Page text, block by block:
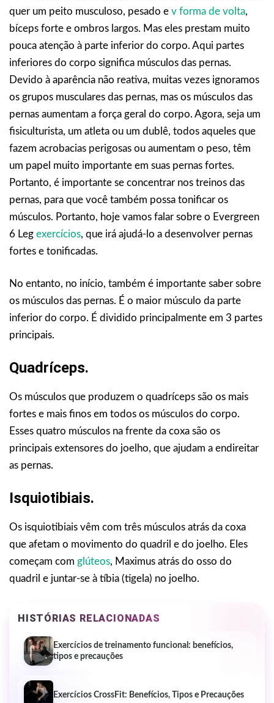
quer um peito musculoso, pesado e v forma de volta,
bíceps forte e ombros largos. Mas eles prestam muito
pouca atenção à parte inferior do corpo. Aqui partes
inferiores do corpo significa músculos das pernas.
Devido à aparência não reativa, muitas vezes ignoramos
os grupos musculares das pernas, mas os músculos das
pernas aumentam a força geral do corpo. Agora, seja um
fisiculturista, um atleta ou um dublê, todos aqueles que
fazem acrobacias perigosas ou aumentam o peso, têm
um papel muito importante em suas pernas fortes.
Portanto, é importante se concentrar nos treinos das
pernas, para que você também possa tonificar os
músculos. Portanto, hoje vamos falar sobre o Evergreen
6 Leg exercícios, que irá ajudá-lo a desenvolver pernas
fortes e tonificadas.
No entanto, no início, também é importante saber sobre
os músculos das pernas. É o maior músculo da parte
inferior do corpo. É dividido principalmente em 3 partes
principais.
Quadríceps.
Os músculos que produzem o quadríceps são os mais
fortes e mais finos em todos os músculos do corpo.
Esses quatro músculos na frente da coxa são os
principais extensores do joelho, que ajudam a endireitar
as pernas.
Isquiotibiais.
Os isquiotibiais vêm com três músculos atrás da coxa
que afetam o movimento do quadril e do joelho. Eles
começam com glúteos, Maximus atrás do osso do
quadril e juntar-se à tíbia (tigela) no joelho.
HISTÓRIAS RELACIONADAS
Exercícios de treinamento funcional: benefícios,
tipos e precauções
Exercícios CrossFit: Benefícios, Tipos e Precauções